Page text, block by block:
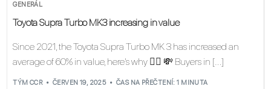
GENERÁL
Toyota Supra Turbo MK3 increasing in value
Since 2021, the Toyota Supra Turbo MK 3 has increased an
average of 60% in value, here’s why 👇🏽 💸 Buyers in […]
TÝM CCR ČERVEN 19, 2025 ČAS NA PŘEČTENÍ: 1 MINUTA